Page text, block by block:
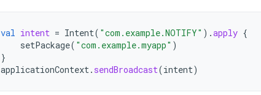
val intent = Intent( "com.example.NOTIFY" ).apply {
setPackage( "com.example.myapp" )
}
applicationContext. sendBroadcast(intent)